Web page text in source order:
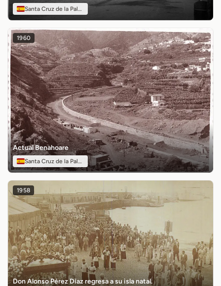
Santa Cruz de la Palma
1960
Actual Benahoare
Santa Cruz de la Palma
1958
Don Alonso Pérez Díaz regresa a su isla natal.